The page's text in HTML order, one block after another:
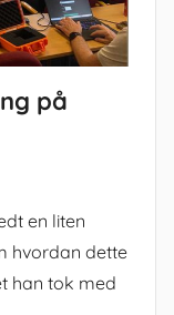
på
en liten
hvordan dette
han tok med